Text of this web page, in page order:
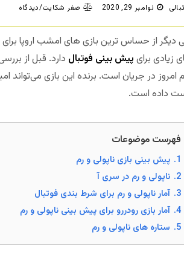
نوامبر 29, 2020 صفر شکایت/دیدگاه
دیگر از حساس ترین بازی های امشب اروپا برای
زیادی برای پیش بینی فوتبال دارد. قبل از
امروز در جریان است. برنده این بازی می‌تواند
داده است.
فهرست موضوعات
1. پیش بینی بازی ناپولی و رم
2. ناپولی و رم در سری آ
3. آمار ناپولی و رم برای شرط بندی فوتبال
4. آمار بازی رودررو برای پیش بینی ناپولی و رم
5. ستاره های ناپولی و رم